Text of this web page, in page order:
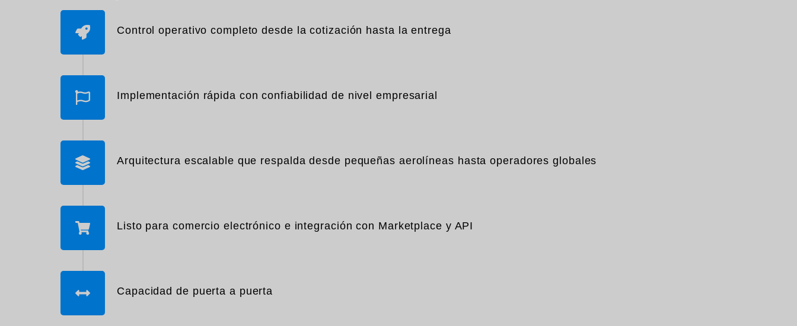
Control operativo completo desde la cotización hasta la entrega
Implementación rápida con confiabilidad de nivel empresarial
Arquitectura escalable que respalda desde pequeñas aerolíneas hasta operadores globales
Listo para comercio electrónico e integración con Marketplace y API
Capacidad de puerta a puerta